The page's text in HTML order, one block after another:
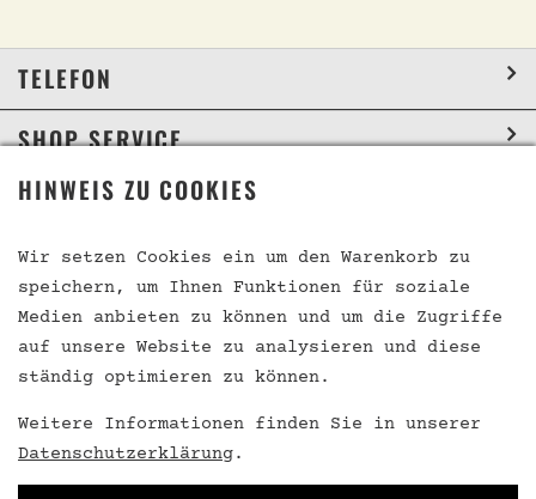
TELEFON
SHOP SERVICE
INFORMATION
SOCIAL MEDIA
VERTRAG WIDERRUFEN
HINWEIS ZU COOKIES
Wir setzen Cookies ein um den Warenkorb zu
speichern, um Ihnen Funktionen für soziale
Medien anbieten zu können und um die Zugriffe
auf unsere Website zu analysieren und diese
ständig optimieren zu können.
Weitere Informationen finden Sie in unserer
Datenschutzerklärung.